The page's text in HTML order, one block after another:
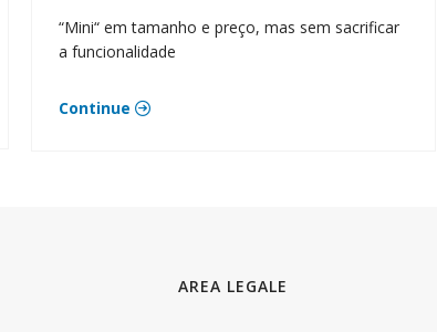
“Mini“ em tamanho e preço, mas sem sacrificar
a funcionalidade
Continue
AREA LEGALE